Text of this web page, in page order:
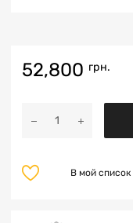
52,800 грн.
В мой список